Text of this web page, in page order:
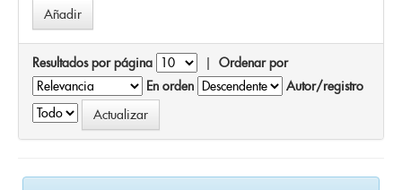
Resultados por página | Ordenar por
En orden
Autor/registro